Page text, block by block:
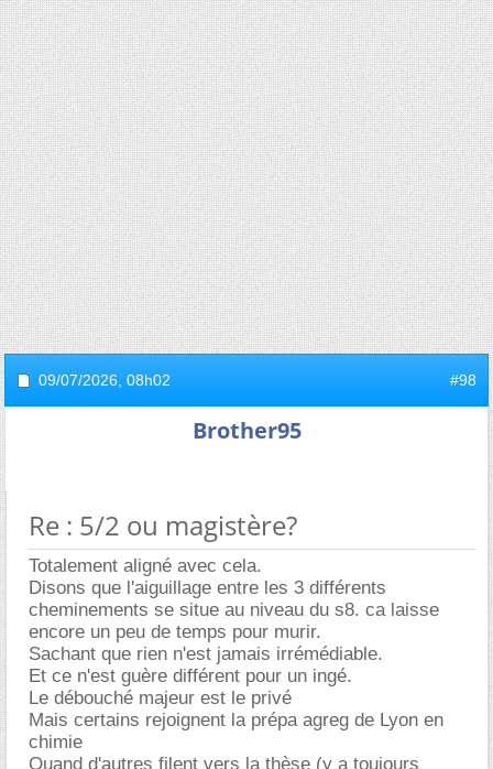
09/07/2026, 08h02 #98
Brother95
Re : 5/2 ou magistère?
Totalement aligné avec cela.
Disons que l'aiguillage entre les 3 différents
cheminements se situe au niveau du s8. ca laisse
encore un peu de temps pour murir.
Sachant que rien n'est jamais irrémédiable.
Et ce n'est guère différent pour un ingé.
Le débouché majeur est le privé
Mais certains rejoignent la prépa agreg de Lyon en
chimie
Quand d'autres filent vers la thèse (y a toujours